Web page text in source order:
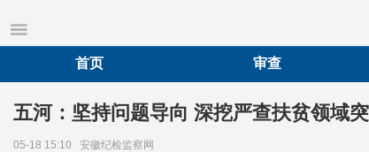
首页
审查
五河：坚持问题导向 深挖严查扶贫领域
05-18 15:10 安徽纪检监察网